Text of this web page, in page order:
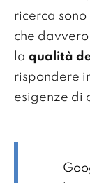
ricerca
che davvero
la qualità
rispondere
esigenze di